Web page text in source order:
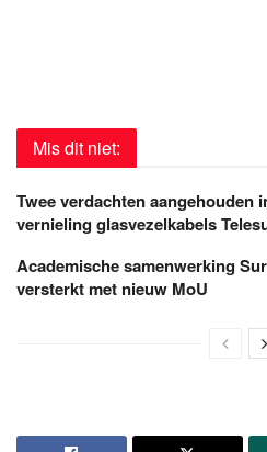
Mis dit niet:
Twee verdachten aangehouden
vernieling glasvezelkabels
Academische samenwerking
versterkt met nieuw MoU